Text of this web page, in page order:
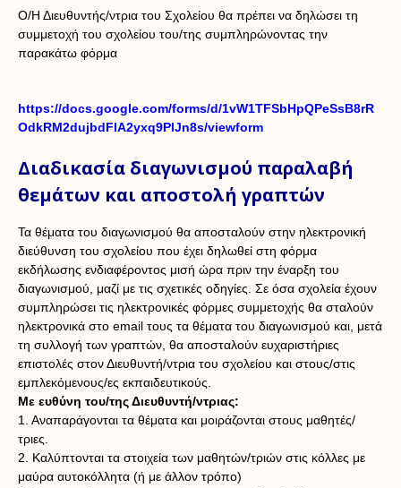
Ο/Η Διευθυντής/ντρια του Σχολείου θα πρέπει να δηλώσει τη
συμμετοχή του σχολείου του/της συμπληρώνοντας την
παρακάτω φόρμα
https://docs.google.com/forms/d/1vW1TFSbHpQPeSsB8rR
OdkRM2dujbdFlA2yxq9PlJn8s/viewform
Διαδικασία διαγωνισμού παραλαβή
θεμάτων και αποστολή γραπτών
Τα θέματα του διαγωνισμού θα αποσταλούν στην ηλεκτρονική
διεύθυνση του σχολείου που έχει δηλωθεί στη φόρμα
εκδήλωσης ενδιαφέροντος μισή ώρα πριν την έναρξη του
διαγωνισμού, μαζί με τις σχετικές οδηγίες. Σε όσα σχολεία έχουν
συμπληρώσει τις ηλεκτρονικές φόρμες συμμετοχής θα σταλούν
ηλεκτρονικά στο email τους τα θέματα του διαγωνισμού και, μετά
τη συλλογή των γραπτών, θα αποσταλούν ευχαριστήριες
επιστολές στον Διευθυντή/ντρια του σχολείου και στους/στις
εμπλεκόμενους/ες εκπαιδευτικούς.
Με ευθύνη του/της Διευθυντή/ντριας:
1. Αναπαράγονται τα θέματα και μοιράζονται στους μαθητές/
τριες.
2. Καλύπτονται τα στοιχεία των μαθητών/τριών στις κόλλες με
μαύρα αυτοκόλλητα (ή με άλλον τρόπο)